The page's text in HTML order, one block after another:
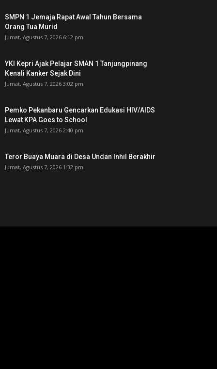
SMPN 1 Jemaja Rapat Awal Tahun Bersama
Orang Tua Murid ‎
Jumat, Agustus 7, 2026 6:12 pm
YKI Kepri Ajak Pelajar SMAN 1 Tanjungpinang
Kenali Kanker Sejak Dini
Jumat, Agustus 7, 2026 3:02 pm
Pemko Pekanbaru Gencarkan Edukasi HIV/AIDS
Lewat KPA Goes to School
Jumat, Agustus 7, 2026 2:40 pm
Teror Buaya Muara di Desa Undan Inhil Berakhir
Jumat, Agustus 7, 2026 1:32 pm